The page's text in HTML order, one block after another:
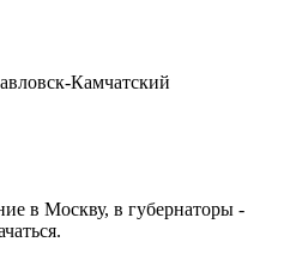
Камчатский
в Москву, в губернаторы -